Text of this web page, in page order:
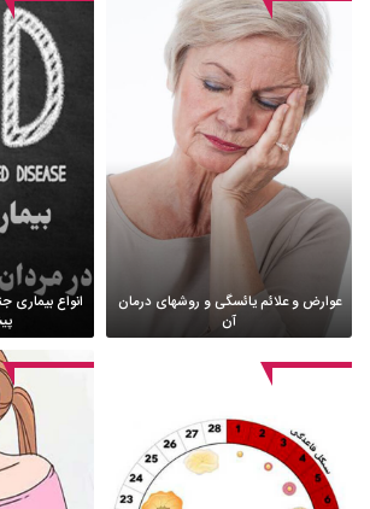
عوارض و علائم یائسگی و روشهای درمان
آن
انواع بیماری